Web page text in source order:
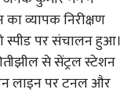
व्यापक निरीक्षण
स्पीड पर संचालन हुआ।
से सेंट्रल स्टेशन
लाइन पर टनल और